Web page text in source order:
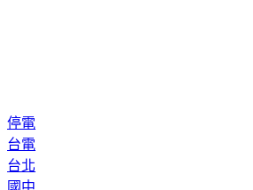
停電
台電
台北
國中